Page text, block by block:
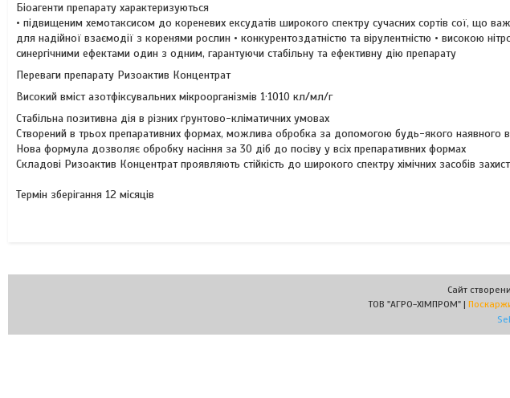
Біоагенти препарату характеризуються
• підвищеним хемотаксисом до кореневих ексудатів широкого спектру сучасних сортів сої, що
для надійної взаємодії з коренями рослин • конкурентоздатністю та вірулентністю • високою
синергічними ефектами один з одним, гарантуючи стабільну та ефективну дію препарату
Переваги препарату Ризоактив Концентрат
Високий вміст азотфіксувальних мікроорганізмів 1·1010 кл/мл/г
Стабільна позитивна дія в різних ґрунтово-кліматичних умовах
Створений в трьох препаративних формах, можлива обробка за допомогою будь-якого наявного
Нова формула дозволяє обробку насіння за 30 діб до посіву у всіх препаративних формах
Складові Ризоактив Концентрат проявляють стійкість до широкого спектру хімічних засобів
Термін зберігання 12 місяців
Сайт
ТОВ "АГРО-ХІМПРОМ" |